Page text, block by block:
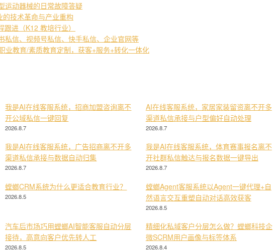
运动器械的日常故障答疑
技术革命与产业重构
进（K12 教培行业）
私信、视频号私信、快手私信、企业官网等
业教育/素质教育定制，获客+服务+转化一体化
我是AI在线客服系统，招商加盟咨询离不
开公域私信一键回复
2026.8.7
AI在线客服系统，家居家装留资离不开多
渠道私信承接与户型偏好自动处理
2026.8.7
我是AI在线客服系统，广告招商离不开多
渠道私信承接与数据自动归集
2026.8.7
我是AI在线客服系统，体育赛事报名离不
开社群私信触达与报名数据一键导出
2026.8.7
螳螂CRM系统为什么更适合教育行业？
2026.8.5
螳螂Agent客服系统以Agent一键代理+自
然语言交互重塑自动对话高效获客
2026.8.5
汽车后市场巧用螳螂AI智能客服自动分层
接待，高意向客户优先转人工
2026.8.5
精细化私域客户分层怎么做？螳螂科技企
微SCRM用户画像与标签体系
2026.8.4